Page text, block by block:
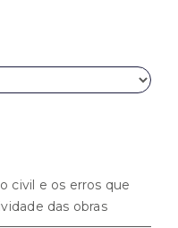
civil e os erros que
das obras